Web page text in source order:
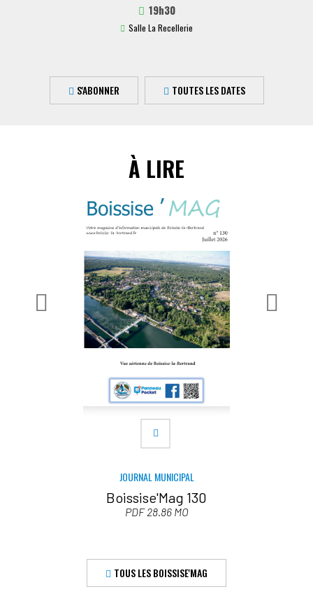
19h30
Salle La Recellerie
S'ABONNER TOUTES LES DATES
À LIRE
JOURNAL MUNICIPAL
Boissise'Mag 130
PDF 28.86 MO
TOUS LES BOISSISE'MAG